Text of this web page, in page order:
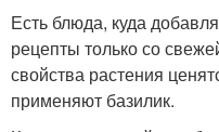
Есть блюда, куда
рецепты только со
свойства растения
применяют базилик.